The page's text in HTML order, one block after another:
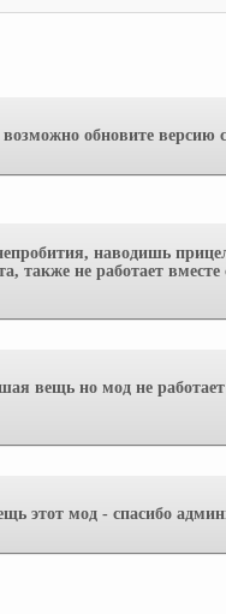
обновите версию
наводишь
также не работает
вещь но мод не
этот мод - спасибо